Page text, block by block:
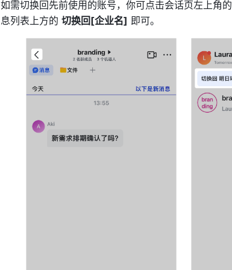
如需切换回先前使用的账号，你可点击会话页左上角的
息列表上方的 切换回[企业名] 即可。